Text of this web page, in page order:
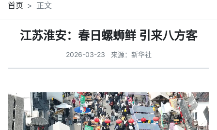
首页 正文
江苏淮安：春日螺蛳鲜 引来八方客
2026-03-23 来源：新华社